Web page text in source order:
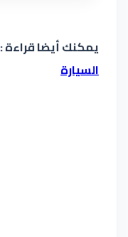
يمكنك أيضا قراءة :
السيارة